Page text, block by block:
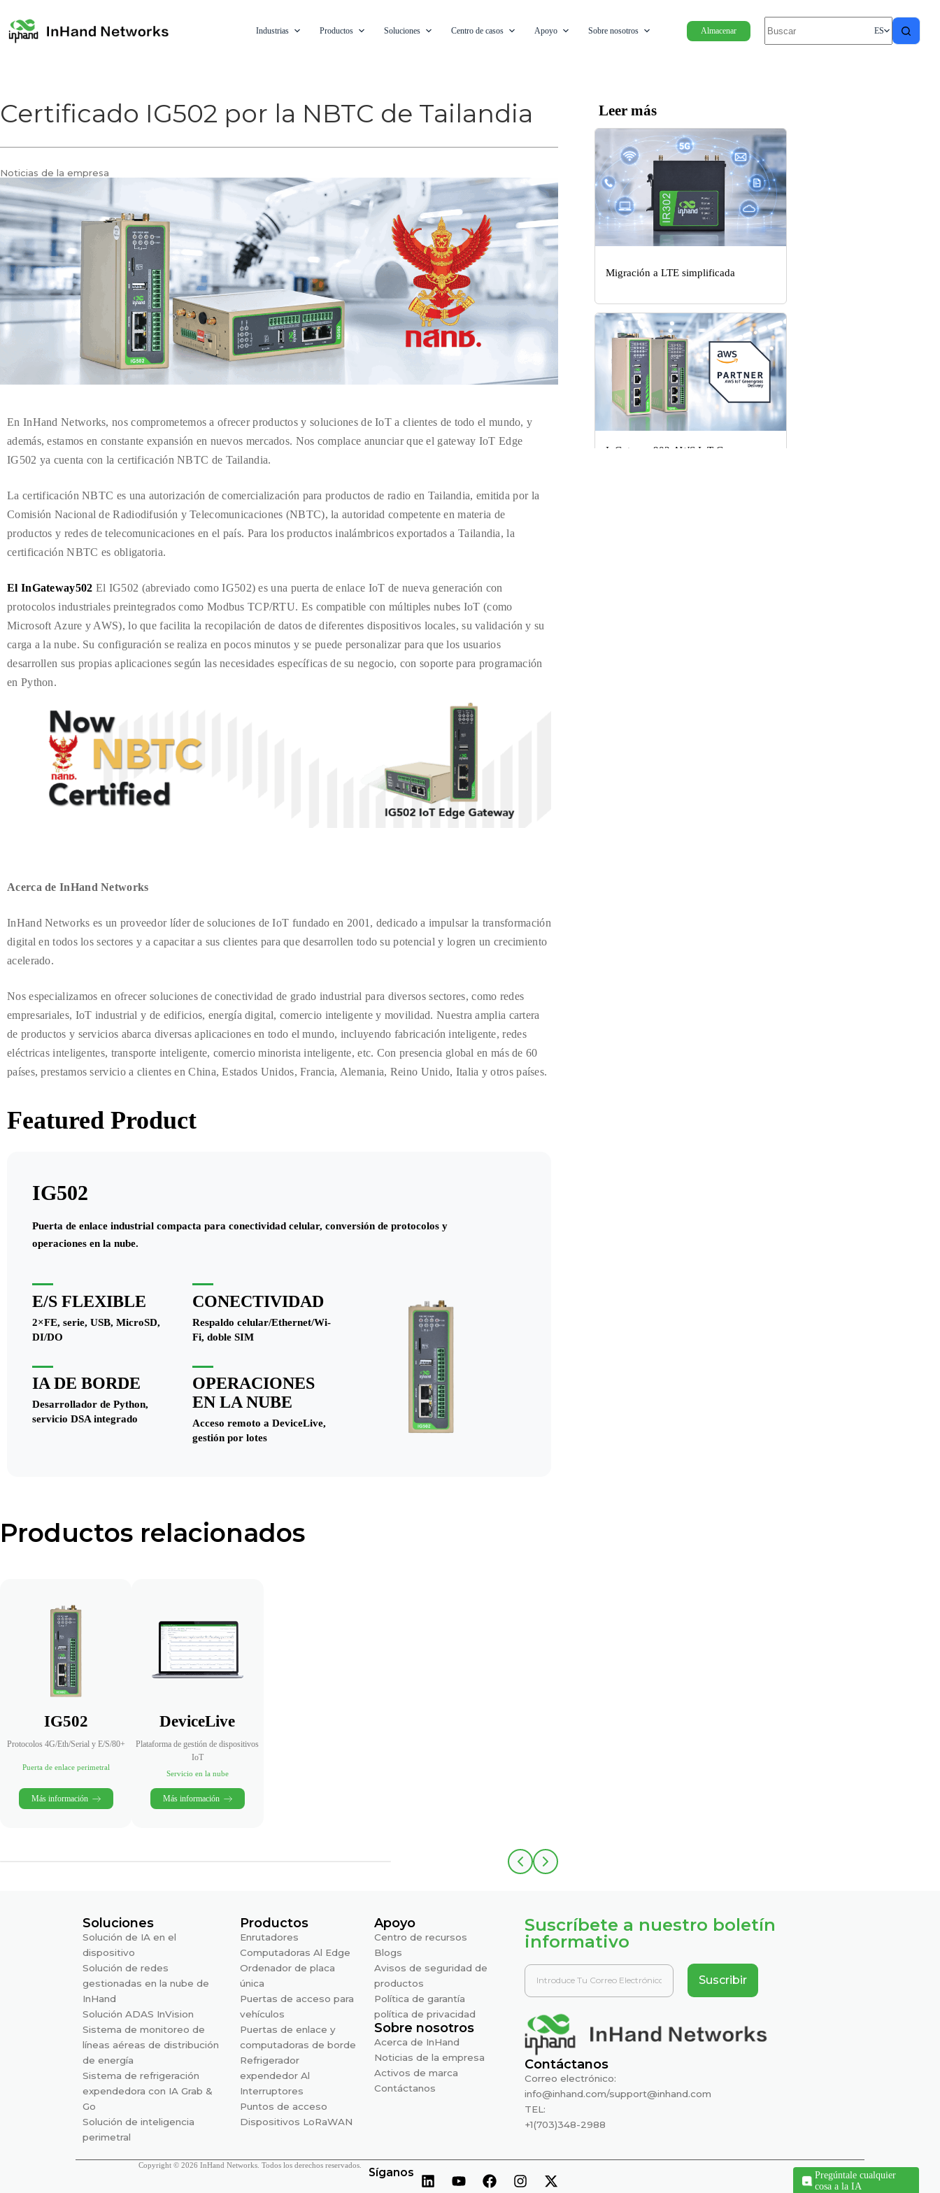
Pregúntale cualquier
cosa a la IA
Industrias Productos Soluciones Centro de casos Apoyo Sobre nosotros Almacenar ES
Certificado IG502 por la NBTC de Tailandia
Noticias de la empresa
En InHand Networks, nos comprometemos a ofrecer productos y soluciones de IoT a clientes de todo el mundo, y
además, estamos en constante expansión en nuevos mercados. Nos complace anunciar que el gateway IoT Edge
IG502 ya cuenta con la certificación NBTC de Tailandia.
La certificación NBTC es una autorización de comercialización para productos de radio en Tailandia, emitida por la
Comisión Nacional de Radiodifusión y Telecomunicaciones (NBTC), la autoridad competente en materia de
productos y redes de telecomunicaciones en el país. Para los productos inalámbricos exportados a Tailandia, la
certificación NBTC es obligatoria.
El InGateway502 El IG502 (abreviado como IG502) es una puerta de enlace IoT de nueva generación con
protocolos industriales preintegrados como Modbus TCP/RTU. Es compatible con múltiples nubes IoT (como
Microsoft Azure y AWS), lo que facilita la recopilación de datos de diferentes dispositivos locales, su validación y su
carga a la nube. Su configuración se realiza en pocos minutos y se puede personalizar para que los usuarios
desarrollen sus propias aplicaciones según las necesidades específicas de su negocio, con soporte para programación
en Python.
Acerca de InHand Networks
InHand Networks es un proveedor líder de soluciones de IoT fundado en 2001, dedicado a impulsar la transformación
digital en todos los sectores y a capacitar a sus clientes para que desarrollen todo su potencial y logren un crecimiento
acelerado.
Nos especializamos en ofrecer soluciones de conectividad de grado industrial para diversos sectores, como redes
empresariales, IoT industrial y de edificios, energía digital, comercio inteligente y movilidad. Nuestra amplia cartera
de productos y servicios abarca diversas aplicaciones en todo el mundo, incluyendo fabricación inteligente, redes
eléctricas inteligentes, transporte inteligente, comercio minorista inteligente, etc. Con presencia global en más de 60
países, prestamos servicio a clientes en China, Estados Unidos, Francia, Alemania, Reino Unido, Italia y otros países.
Featured Product
IG502
Puerta de enlace industrial compacta para conectividad celular, conversión de protocolos y
operaciones en la nube.
E/S FLEXIBLE
2×FE, serie, USB, MicroSD,
DI/DO
CONECTIVIDAD
Respaldo celular/Ethernet/Wi-
Fi, doble SIM
IA DE BORDE
Desarrollador de Python,
servicio DSA integrado
OPERACIONES
EN LA NUBE
Acceso remoto a DeviceLive,
gestión por lotes
Productos relacionados
IG502
Protocolos 4G/Eth/Serial y E/S/80+
Puerta de enlace perimetral
Más información
DeviceLive
Plataforma de gestión de dispositivos
IoT
Servicio en la nube
Más información
Leer más
Migración a LTE simplificada
InGateway902 AWS IoT Greengrass
Soluciones
Solución de IA en el
dispositivo
Solución de redes
gestionadas en la nube de
InHand
Solución ADAS InVision
Sistema de monitoreo de
líneas aéreas de distribución
de energía
Sistema de refrigeración
expendedora con IA Grab &
Go
Solución de inteligencia
perimetral
Productos
Enrutadores
Computadoras Al Edge
Ordenador de placa
única
Puertas de acceso para
vehículos
Puertas de enlace y
computadoras de borde
Refrigerador
expendedor Al
Interruptores
Puntos de acceso
Dispositivos LoRaWAN
Apoyo
Centro de recursos
Blogs
Avisos de seguridad de
productos
Política de garantía
política de privacidad
Sobre nosotros
Acerca de InHand
Noticias de la empresa
Activos de marca
Contáctanos
Suscríbete a nuestro boletín
informativo
Suscribir
Contáctanos
Correo electrónico:
info@inhand.com/support@inhand.com
TEL:
+1(703)348-2988
Copyright © 2026 InHand Networks. Todos los derechos reservados.
Síganos